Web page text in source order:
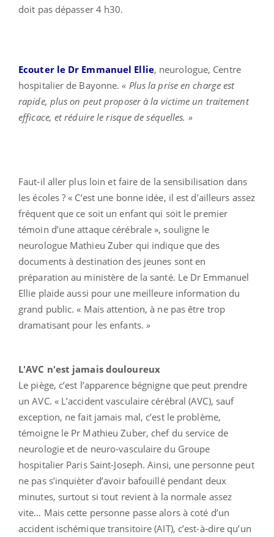
doit pas dépasser 4 h30.
Ecouter le Dr Emmanuel Ellie, neurologue, Centre
hospitalier de Bayonne.« Plus la prise en charge est
rapide, plus on peut proposer à la victime un traitement
efficace, et réduire le risque de séquelles. »
Faut-il aller plus loin et faire de la sensibilisation dans
les écoles ? « C’est une bonne idée, il est d’ailleurs assez
fréquent que ce soit un enfant qui soit le premier
témoin d’une attaque cérébrale », souligne le
neurologue Mathieu Zuber qui indique que des
documents à destination des jeunes sont en
préparation au ministère de la santé. Le Dr Emmanuel
Ellie plaide aussi pour une meilleure information du
grand public. « Mais attention, à ne pas être trop
dramatisant pour les enfants.»
L'AVC n'est jamais douloureux
Le piège, c’est l’apparence bégnigne que peut prendre
un AVC. « L’accident vasculaire cérébral (AVC), sauf
exception, ne fait jamais mal, c’est le problème,
témoigne le Pr Mathieu Zuber, chef du service de
neurologie et de neuro-vasculaire du Groupe
hospitalier Paris Saint-Joseph. Ainsi, une personne peut
ne pas s’inquièter d’avoir bafouillé pendant deux
minutes, surtout si tout revient à la normale assez
vite… Mais cette personne passe alors à coté d’un
accident ischémique transitoire (AIT), c’est-à-dire qu’un